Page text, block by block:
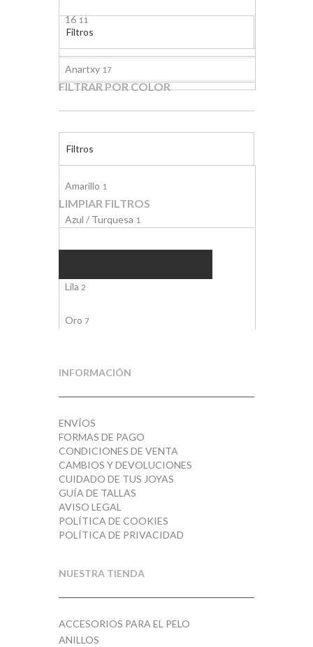
1611
18
Filtros
Anartxy 17
FILTRAR POR COLOR
Filtros
Amarillo 1
Azul / Turquesa 1
Blanco
Lila 2
Oro 7
Rojo / Fucsia
Turquesa1
Verde Agua 1
LIMPIAR FILTROS
INFORMACIÓN
ENVÍOS
FORMAS DE PAGO
CONDICIONES DE VENTA
CAMBIOS Y DEVOLUCIONES
CUIDADO DE TUS JOYAS
GUÍA DE TALLAS
AVISO LEGAL
POLÍTICA DE COOKIES
POLÍTICA DE PRIVACIDAD
NUESTRA TIENDA
ACCESORIOS PARA EL PELO
ANILLOS